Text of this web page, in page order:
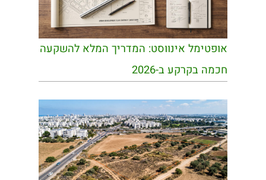
אופטימל אינווסט: המדריך המלא להשקעה
חכמה בקרקע ב-2026